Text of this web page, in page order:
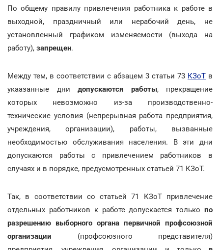
По общему правилу привлечения работника к работе в
выходной, праздничный или нерабочий день, не
установленный графиком изменяемости (выхода на
работу), запрещен.
Между тем, в соответствии с абзацем 3 статьи 73 КЗоТ в
укаазанные дни допускаются работы, прекращение
которых невозможно из-за производственно-
технические условия (непрерывная работа предприятия,
учреждения, организации), работы, вызванные
необходимостью обслуживания населения. В эти дни
допускаются работы с привлечением работников в
случаях и в порядке, предусмотренных статьей 71 КЗоТ.
Так, в соответствии со статьей 71 КЗоТ привлечение
отдельных работников к работе допускается только по
разрешению выборного органа первичной профсоюзной
организации (профсоюзного представителя)